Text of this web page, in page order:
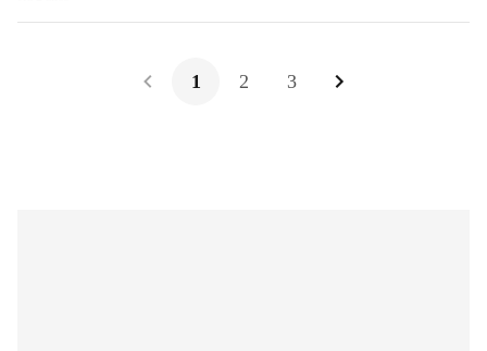
1 2 3